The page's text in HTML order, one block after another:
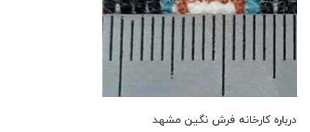
درباره کارخانه فرش نگین مشهد